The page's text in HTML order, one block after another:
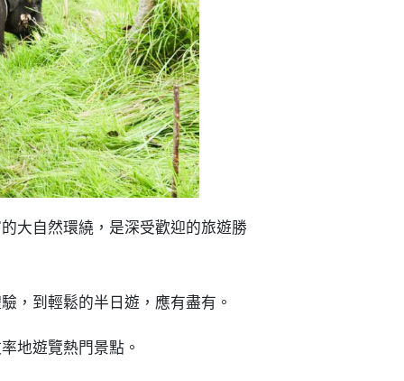
大自然環繞，是深受歡迎的旅遊勝
，到輕鬆的半日遊，應有盡有。
地遊覽熱門景點。